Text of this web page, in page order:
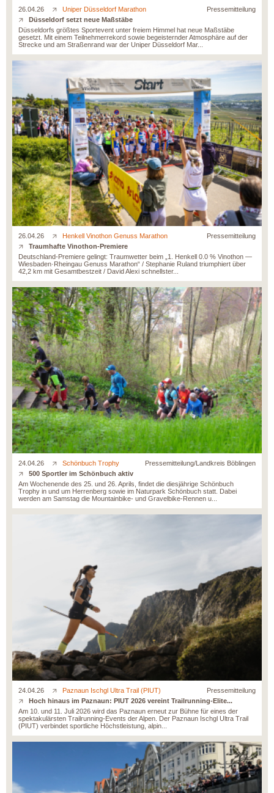
26.04.26 Uniper Düsseldorf Marathon
Pressemitteilung
Düsseldorf setzt neue Maßstäbe
Düsseldorfs größtes Sportevent unter freiem Himmel hat neue Maßstäbe
gesetzt. Mit einem Teilnehmerrekord sowie begeisternder Atmosphäre auf der
Strecke und am Straßenrand war der Uniper Düsseldorf Mar...
26.04.26 Henkell Vinothon Genuss Marathon
Pressemitteilung
Traumhafte Vinothon-Premiere
Deutschland-Premiere gelingt: Traumwetter beim „1. Henkell 0.0 % Vinothon —
Wiesbaden·Rheingau Genuss Marathon“ / Stephanie Ruland triumphiert über
42,2 km mit Gesamtbestzeit / David Alexi schnellster...
24.04.26 Schönbuch Trophy
Pressemitteilung/Landkreis Böblingen
500 Sportler im Schönbuch aktiv
Am Wochenende des 25. und 26. Aprils, findet die diesjährige Schönbuch
Trophy in und um Herrenberg sowie im Naturpark Schönbuch statt. Dabei
werden am Samstag die Mountainbike- und Gravelbike-Rennen u...
24.04.26 Paznaun Ischgl Ultra Trail (PIUT)
Pressemitteilung
Hoch hinaus im Paznaun: PIUT 2026 vereint Trailrunning-Elite...
Am 10. und 11. Juli 2026 wird das Paznaun erneut zur Bühne für eines der
spektakulärsten Trailrunning-Events der Alpen. Der Paznaun Ischgl Ultra Trail
(PIUT) verbindet sportliche Höchstleistung, alpin...